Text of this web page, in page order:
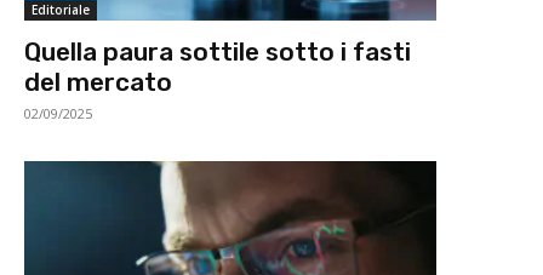
Editoriale
Quella paura sottile sotto i fasti
del mercato
02/09/2025